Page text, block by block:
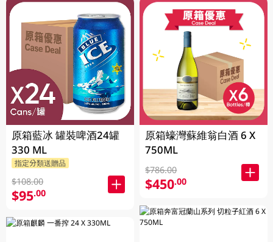
原箱藍冰 罐裝啤酒24罐
330 ML
指定分類送贈品
$108.00
$95.00
原箱蠔灣蘇維翁白酒 6 X
750ML
$786.00
$450.00